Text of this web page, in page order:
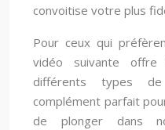
convoitise votre plus
Pour ceux qui
vidéo suivante
différents types de
complément parfait
de plonger dans